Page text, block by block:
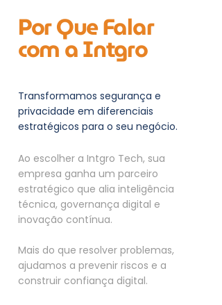
Por Que Falar
com a Intgro
Transformamos segurança e
privacidade em diferenciais
estratégicos para o seu negócio.
Ao escolher a Intgro Tech, sua
empresa ganha um parceiro
estratégico que alia inteligência
técnica, governança digital e
inovação contínua.
Mais do que resolver problemas,
ajudamos a prevenir riscos e a
construir confiança digital.